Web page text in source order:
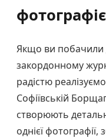
Якщо ви побачили
закордонному
радістю
Софіївській
створюють
однієї фотографії,